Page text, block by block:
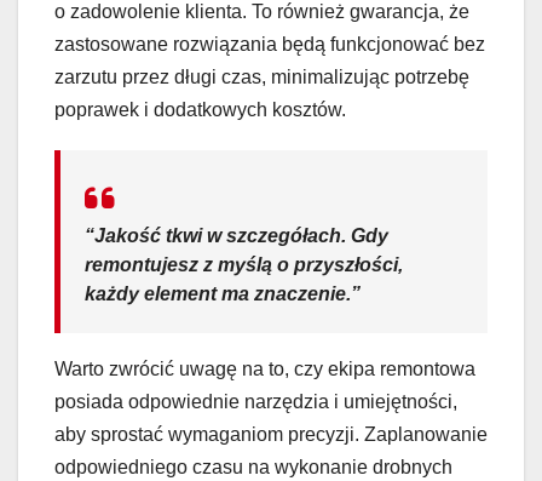
o zadowolenie klienta. To również gwarancja, że
zastosowane rozwiązania będą funkcjonować bez
zarzutu przez długi czas, minimalizując potrzebę
poprawek i dodatkowych kosztów.
“Jakość tkwi w szczegółach. Gdy
remontujesz z myślą o przyszłości,
każdy element ma znaczenie.”
Warto zwrócić uwagę na to, czy ekipa remontowa
posiada odpowiednie narzędzia i umiejętności,
aby sprostać wymaganiom precyzji. Zaplanowanie
odpowiedniego czasu na wykonanie drobnych